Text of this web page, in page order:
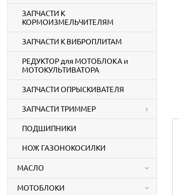
ЗАПЧАСТИ К
КОРМОИЗМЕЛЬЧИТЕЛЯМ
ЗАПЧАСТИ К ВИБРОПЛИТАМ
РЕДУКТОР для МОТОБЛОКА и
МОТОКУЛЬТИВАТОРА
ЗАПЧАСТИ ОПРЫСКИВАТЕЛЯ
ЗАПЧАСТИ ТРИММЕР
ПОДШИПНИКИ
НОЖ ГАЗОНОКОСИЛКИ
МАСЛО
МОТОБЛОКИ